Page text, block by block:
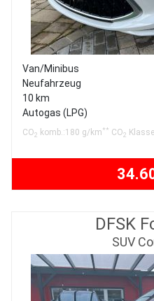
Van/Minibus
Neufahrzeug
10 km
Autogas (LPG)
CO2 komb.:180 g/km ** CO2
DFSK
SUV